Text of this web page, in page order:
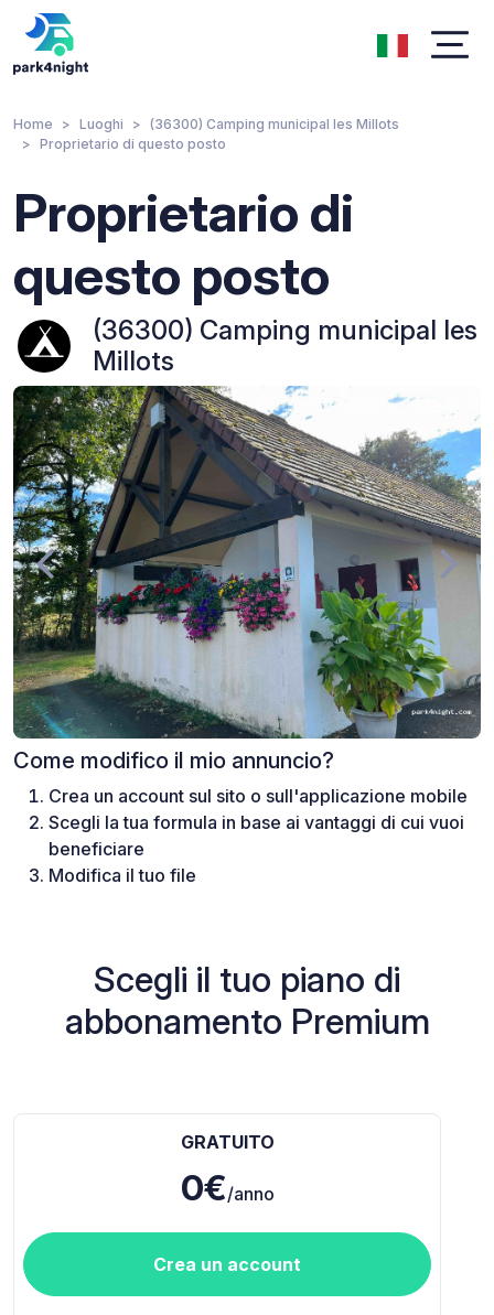
Home Luoghi
(36300) Camping municipal les Millots
Proprietario di questo posto
Proprietario di
questo posto
(36300) Camping municipal les
Millots
Come modifico il mio annuncio?
Crea un account sul sito o sull'applicazione mobile
Scegli la tua formula in base ai vantaggi di cui vuoi
beneficiare
Modifica il tuo file
Scegli il tuo piano di
abbonamento Premium
GRATUITO
0€/anno
Crea un account